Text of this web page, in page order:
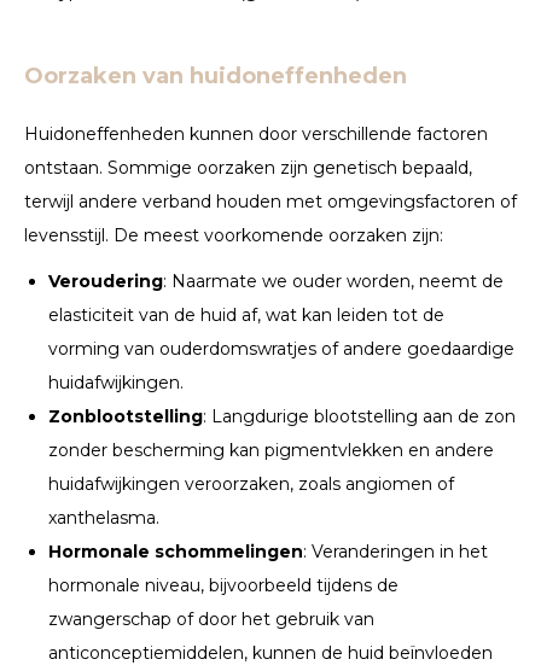
Oorzaken van huidoneffenheden
Huidoneffenheden kunnen door verschillende factoren
ontstaan. Sommige oorzaken zijn genetisch bepaald,
terwijl andere verband houden met omgevingsfactoren of
levensstijl. De meest voorkomende oorzaken zijn:
Veroudering: Naarmate we ouder worden, neemt de
elasticiteit van de huid af, wat kan leiden tot de
vorming van ouderdomswratjes of andere goedaardige
huidafwijkingen.
Zonblootstelling: Langdurige blootstelling aan de zon
zonder bescherming kan pigmentvlekken en andere
huidafwijkingen veroorzaken, zoals angiomen of
xanthelasma.
Hormonale schommelingen: Veranderingen in het
hormonale niveau, bijvoorbeeld tijdens de
zwangerschap of door het gebruik van
anticonceptiemiddelen, kunnen de huid beïnvloeden